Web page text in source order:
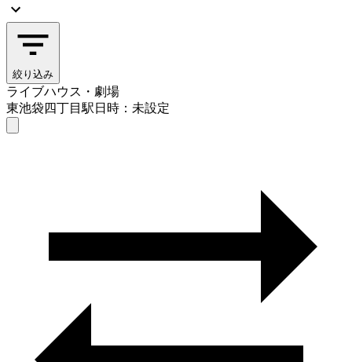
絞り込み
ライブハウス・劇場
東池袋四丁目駅日時：未設定